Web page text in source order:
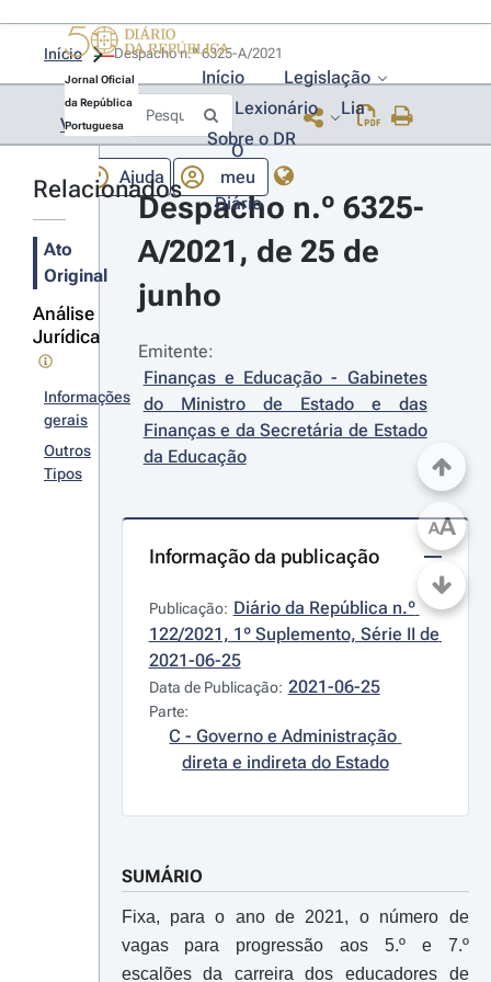
Jornal Oficial
da República
Portuguesa
Início
Legislação
Lexionário
Lia
Sobre o DR
Ajuda
O
meu
Diário
Início
Voltar
Relacionados
Ato
Original
Análise
Jurídica
Informações
gerais
Outros
Tipos
Despacho n.º 6325-
A/2021, de 25 de
junho
Emitente:
Finanças e Educação - Gabinetes
do Ministro de Estado e das
Finanças e da Secretária de Estado
da Educação
Informação da publicação
Publicação: Diário da República n.º
122/2021, 1º Suplemento, Série II de
2021-06-25
Data de Publicação: 2021-06-25
Parte:
C - Governo e Administração
direta e indireta do Estado
SUMÁRIO
Fixa, para o ano de 2021, o número de
vagas para progressão aos 5.º e 7.º
escalões da carreira dos educadores de
AA